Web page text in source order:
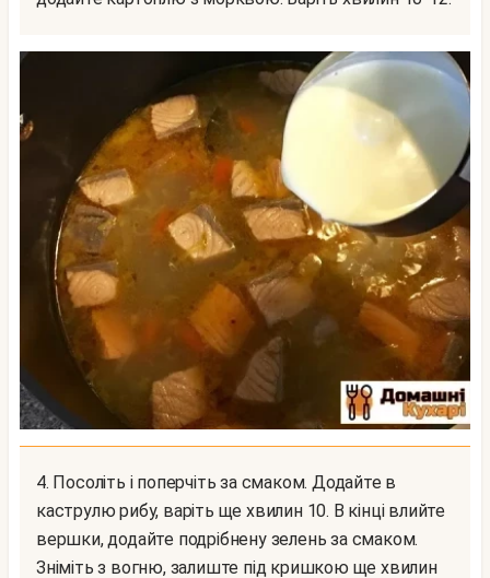
4. Посоліть і поперчіть за смаком. Додайте в
каструлю рибу, варіть ще хвилин 10. В кінці влийте
вершки, додайте подрібнену зелень за смаком.
Зніміть з вогню, залиште під кришкою ще хвилин